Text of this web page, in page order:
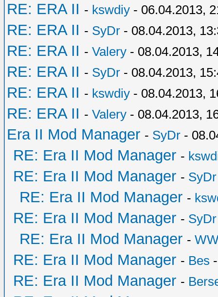
RE: ERA II - kswdiy - 06.04.2013,
RE: ERA II - SyDr - 08.04.2013,
RE: ERA II - Valery - 08.04.2013,
RE: ERA II - SyDr - 08.04.2013,
RE: ERA II - kswdiy - 08.04.2013,
RE: ERA II - Valery - 08.04.2013,
Era II Mod Manager - SyDr -
RE: Era II Mod Manager -
RE: Era II Mod Manager - SyDr
RE: Era II Mod Manager -
RE: Era II Mod Manager - SyDr
RE: Era II Mod Manager -
RE: Era II Mod Manager - Bes
RE: Era II Mod Manager -